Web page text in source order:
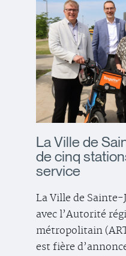
La Ville de
de cinq
service
La Ville de
avec l’Autorité
métropolitain
est fière